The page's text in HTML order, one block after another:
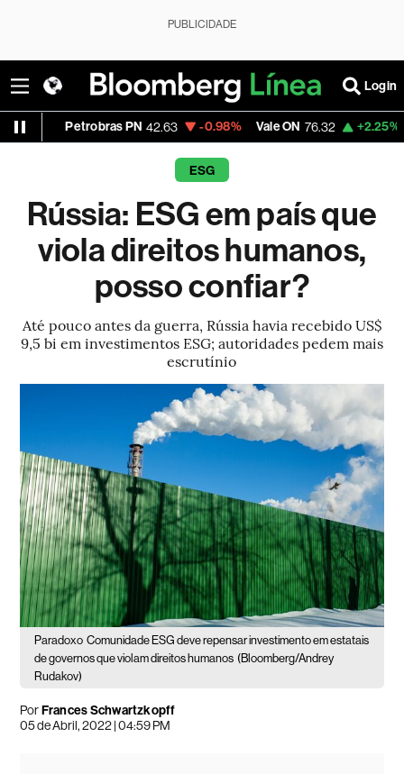
PUBLICIDADE
Login
PN 42.63 -0.98% Vale ON 76.32 +2.25% Itaú PN
ESG
Rússia: ESG em país que
viola direitos humanos,
posso confiar?
Até pouco antes da guerra, Rússia havia recebido US$
9,5 bi em investimentos ESG; autoridades pedem mais
escrutínio
Paradoxo Comunidade ESG deve repensar investimento em estatais
de governos que violam direitos humanos (Bloomberg/Andrey
Rudakov)
PorFrances Schwartzkopff
05 de Abril, 2022 | 04:59 PM